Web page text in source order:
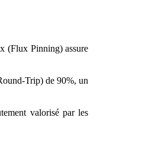
(Flux Pinning) assure
Trip) de 90%, un
valorisé par les